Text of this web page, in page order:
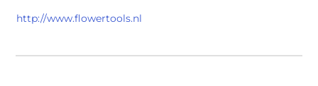
http://www.flowertools.nl